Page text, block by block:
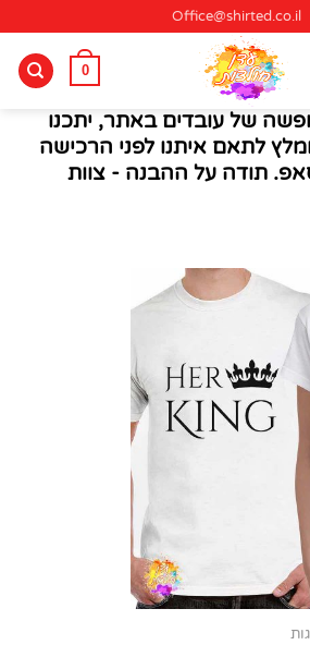
Office@shirted.co.il
0
של עובדים באתר, יתכנו
לתאם איתנו לפני הרכישה
תודה על ההבנה - צוות